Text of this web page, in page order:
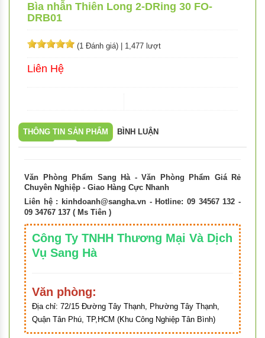
Bìa nhẫn Thiên Long 2-DRing 30 FO-
DRB01
(1 Đánh giá) 1,477 lượt
Liên Hệ
THÔNG TIN SẢN PHẨM BÌNH LUẬN
Văn Phòng Phẩm Sang Hà - Văn Phòng Phẩm Giá Rẻ
Chuyên Nghiệp - Giao Hàng Cực Nhanh
Liên hệ : kinhdoanh@sangha.vn - Hotline: 09 34567 132 -
09 34767 137 ( Ms Tiên )
Công Ty TNHH Thương Mại Và Dịch
Vụ Sang Hà
Văn phòng:
Địa chỉ: 72/15 Đường Tây Thạnh, Phường Tây Thạnh,
Quận Tân Phú, TP,HCM (Khu Công Nghiệp Tân Bình)